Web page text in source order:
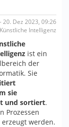
Dez 2023, 09:26
Intelligenz
ist ein
der
Sie
sie
und sortiert.
Prozessen
werden.